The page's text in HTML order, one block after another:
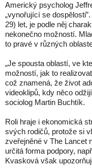
Americký psycholog
„vynořující se
29) let, je podle něj
nekonečno možností.
to pravé v různých
„Je spousta oblastí, ve
možností, jak to
což znamená, že život
videoklipů, kdy něco
sociolog Martin Buchtík.
Roli hraje i ekonomická
svých rodičů, protože si
zveřejněné v The Lancet
určitá forma podpory,
Kvasková však